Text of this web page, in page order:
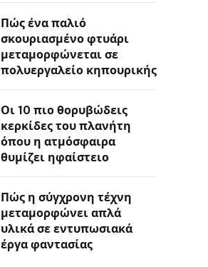
Πώς ένα παλιό
σκουριασμένο φτυάρι
μεταμορφώνεται σε
πολυεργαλείο κηπουρικής
Οι 10 πιο θορυβώδεις
κερκίδες του πλανήτη
όπου η ατμόσφαιρα
θυμίζει ηφαίστειο
Πώς η σύγχρονη τέχνη
μεταμορφώνει απλά
υλικά σε εντυπωσιακά
έργα φαντασίας